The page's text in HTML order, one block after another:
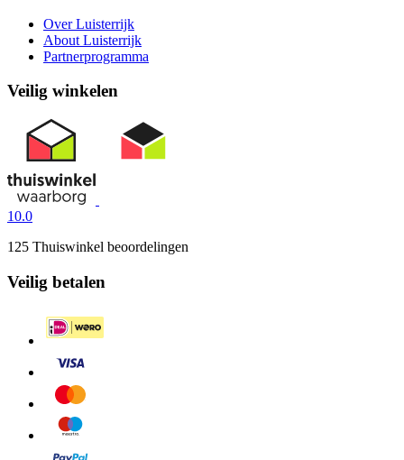
Over Luisterrijk
About Luisterrijk
Partnerprogramma
Veilig winkelen
10.0
125 Thuiswinkel beoordelingen
Veilig betalen